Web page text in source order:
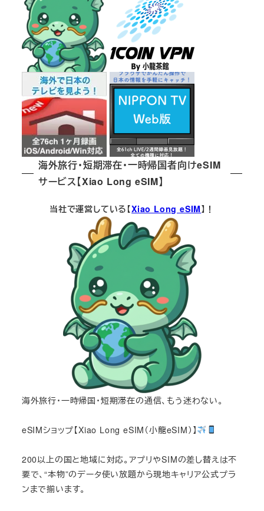
送
り
海外旅行・短期滞在・一時帰国者向けeSIM
サービス【Xiao Long eSIM】
当社で運営している【Xiao Long eSIM】！
海外旅行・一時帰国・短期滞在の通信、もう迷わない。
eSIMショップ【Xiao Long eSIM（小龍eSIM）】
200以上の国と地域に対応。アプリやSIMの差し替えは不
要で、“本物”のデータ使い放題から現地キャリア公式プラ
ンまで揃います。